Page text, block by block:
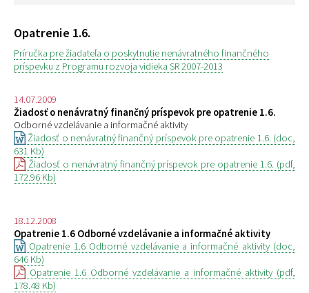
Opatrenie 1.6.
Príručka pre žiadateľa o poskytnutie nenávratného finančného
príspevku z Programu rozvoja vidieka SR 2007-2013
14.07.2009
Žiadosť o nenávratný finančný príspevok pre opatrenie 1.6.
Odborné vzdelávanie a informačné aktivity
Žiadosť o nenávratný finančný príspevok pre opatrenie 1.6. (doc,
631 Kb)
Žiadosť o nenávratný finančný príspevok pre opatrenie 1.6. (pdf,
172.96 Kb)
18.12.2008
Opatrenie 1.6 Odborné vzdelávanie a informačné aktivity
Opatrenie 1.6 Odborné vzdelávanie a informačné aktivity (doc,
646 Kb)
Opatrenie 1.6 Odborné vzdelávanie a informačné aktivity (pdf,
178.48 Kb)